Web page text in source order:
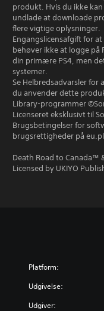
produkt. Hvis du ikke
undlade at downloade
flere vigtige oplysninger.
Engangslicensafgift for
behøver ikke at logge
din primære PS4, men
systemer.
Se Helbredsadvarsler
du anvender dette
Library-programmer
Licenseret eksklusivt til
Brugsbetingelser for
brugsrettigheder på
Death Road to Canada™
Licensed by UKIYO
Platform:
Udgivelse:
Udgiver: